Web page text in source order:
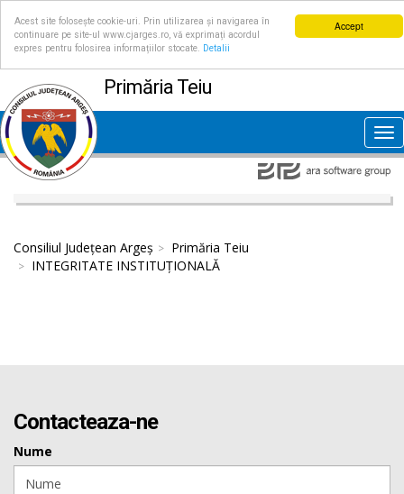
Accept
Acest site folosește cookie-uri. Prin utilizarea și navigarea în
continuare pe site-ul www.cjarges.ro, vă exprimați acordul
expres pentru folosirea informațiilor stocate.
Detalii
Primăria Teiu
Consiliul Județean Argeș
Primăria Teiu
INTEGRITATE INSTITUȚIONALĂ
Contacteaza-ne
Nume